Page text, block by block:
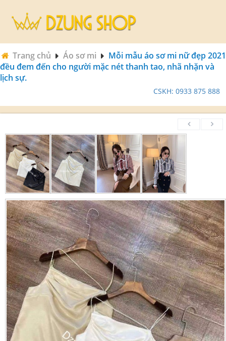
Trang chủ Áo sơ mi
Mỗi mẫu áo sơ mi nữ đẹp 2021
đều đem đến cho người mặc nét thanh tao, nhã nhặn và
lịch sự.
CSKH: 0933 875 888